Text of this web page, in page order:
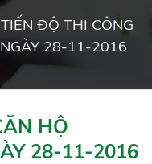
TIẾN ĐỘ THI CÔNG
28-11-2016
HỘ
28-11-2016